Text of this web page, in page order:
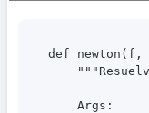
def newton(f,
    Args: